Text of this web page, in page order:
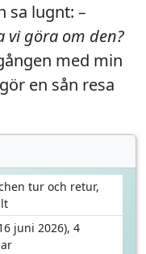
sa lugnt: –
vi göra om den?
med min
en sån resa
tur och retur,
juni 2026), 4